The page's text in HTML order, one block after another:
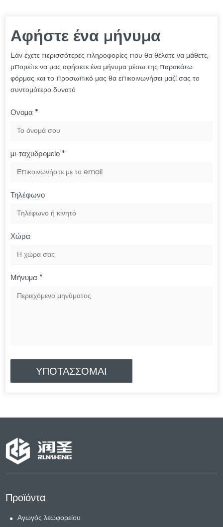
Αφήστε ένα μήνυμα
Εάν έχετε περισσότερες πληροφορίες που θα θέλατε να μάθετε,
μπορείτε να μας αφήσετε ένα μήνυμα μέσω της παρακάτω
φόρμας και το προσωπικό μας θα επικοινωνήσει μαζί σας το
συντομότερο δυνατό
Ονομα *
μι-ταχυδρομείο *
Τηλέφωνο
Χώρα
Μήνυμα *
Προϊόντα
Αγωγός λεωφορείου